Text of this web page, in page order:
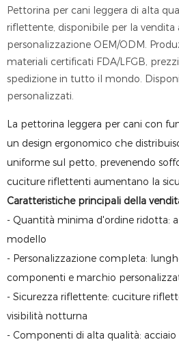
Pettorina per cani leggera di alta
riflettente, disponibile per la vendita
personalizzazione OEM/ODM.
materiali certificati FDA/LFGB,
spedizione in tutto il mondo.
personalizzati.
La pettorina leggera per cani con
un design ergonomico che
uniforme sul petto, prevenendo
cuciture riflettenti aumentano la
Caratteristiche principali della
- Quantità minima d'ordine ridotta:
modello
- Personalizzazione completa:
componenti e marchio
- Sicurezza riflettente: cuciture
visibilità notturna
- Componenti di alta qualità: